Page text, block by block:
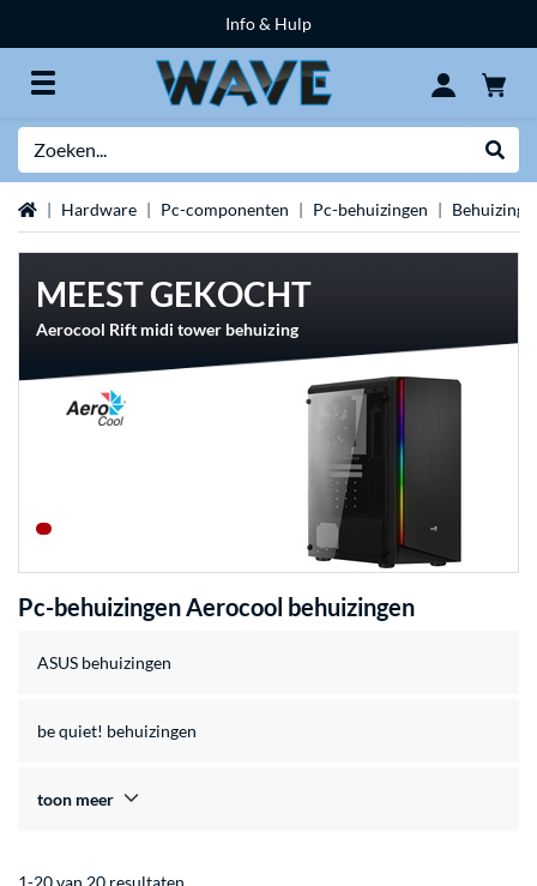
Info & Hulp
Home Hardware Pc-componenten Pc-behuizingen Behuizing
MEEST GEKOCHT
Aerocool Rift midi tower behuizing
Pc-behuizingen Aerocool behuizingen
ASUS behuizingen
be quiet! behuizingen
toon meer